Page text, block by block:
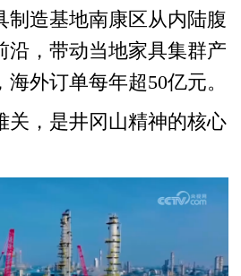
制造基地南康区从内陆腹
沿，带动当地家具集群产
外订单每年超50亿元。
，是井冈山精神的核心